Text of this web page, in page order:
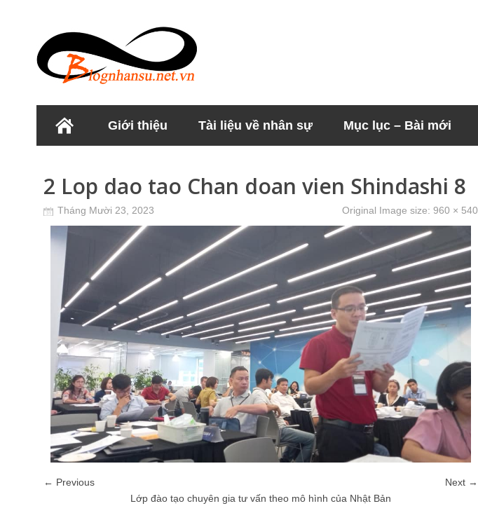
Giới thiệu Tài liệu về nhân sự Mục lục – Bài mới
2 Lop dao tao Chan doan vien Shindashi 8
Tháng Mười 23, 2023 Original Image size: 960 × 540
← Previous
Next →
Lớp đào tạo chuyên gia tư vấn theo mô hình của Nhật Bản